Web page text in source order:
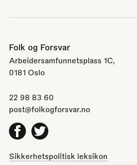
Folk og Forsvar
Arbeidersamfunnetsplass 1C,
0181 Oslo
22 98 83 60
post@folkogforsvar.no
Facebook
Twitter
Sikkerhetspolitisk leksikon